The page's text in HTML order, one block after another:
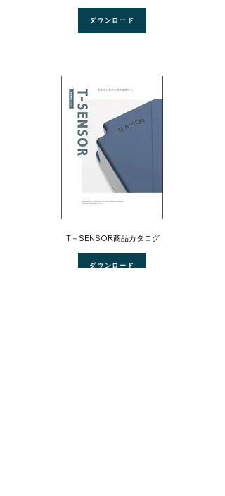
ダウンロード
​T－SENSOR商品カタログ
ダウンロード